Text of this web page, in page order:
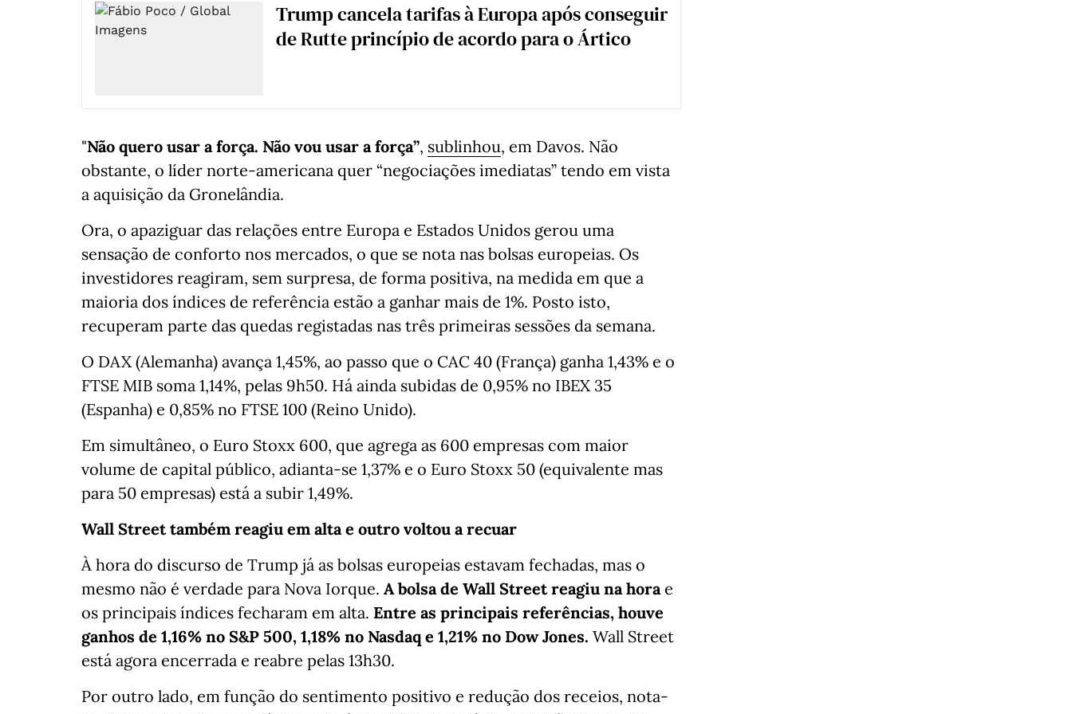
Trump cancela tarifas à Europa após conseguir
de Rutte princípio de acordo para o Ártico
"Não quero usar a força. Não vou usar a força”, sublinhou, em Davos. Não
obstante, o líder norte-americana quer “negociações imediatas” tendo em vista
a aquisição da Gronelândia.
Ora, o apaziguar das relações entre Europa e Estados Unidos gerou uma
sensação de conforto nos mercados, o que se nota nas bolsas europeias. Os
investidores reagiram, sem surpresa, de forma positiva, na medida em que a
maioria dos índices de referência estão a ganhar mais de 1%. Posto isto,
recuperam parte das quedas registadas nas três primeiras sessões da semana.
O DAX (Alemanha) avança 1,45%, ao passo que o CAC 40 (França) ganha 1,43% e o
FTSE MIB soma 1,14%, pelas 9h50. Há ainda subidas de 0,95% no IBEX 35
(Espanha) e 0,85% no FTSE 100 (Reino Unido).
Em simultâneo, o Euro Stoxx 600, que agrega as 600 empresas com maior
volume de capital público, adianta-se 1,37% e o Euro Stoxx 50 (equivalente mas
para 50 empresas) está a subir 1,49%.
Wall Street também reagiu em alta e outro voltou a recuar
À hora do discurso de Trump já as bolsas europeias estavam fechadas, mas o
mesmo não é verdade para Nova Iorque. A bolsa de Wall Street reagiu na horae
os principais índices fecharam em alta. Entre as principais referências, houve
ganhos de 1,16% no S&P 500, 1,18% no Nasdaq e 1,21% no Dow Jones. Wall Street
está agora encerrada e reabre pelas 13h30.
Por outro lado, em função do sentimento positivo e redução dos receios, nota-